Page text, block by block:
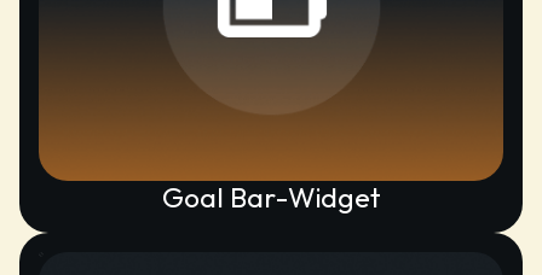
Goal Bar-Widget